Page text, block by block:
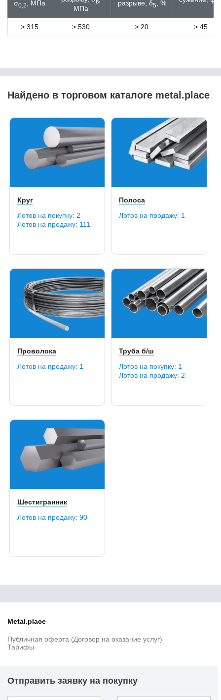
420
42CrMo4
42CrMo5-6
42CrMoS4
44SMn28
45SiCrV6-2
45Г2
45Х14Н14В2М
45ХГМА
45ХГСНМА
46Cr2
46MnVS3
46MnVS6
46SiCrMo6
48Si7
4Х5В2ФС
4Х5МФ1С
4Х5МФС
50CrMo4
50SiCrMo6
50Г
50Х14МФ
50ХФА
52CrMoV4
52SiCrNi5
54SiCr6
55Cr3
55пп
5Х3В3МФС
60CrMo3-1
60CrMo3-3
60SiCrV7
60пп "селект"
σ0,2, МПа в
МПа
разрыве, δ5, %
> 315 > 530 > 20 > 45
Найдено в торговом каталоге metal.place
Круг
Лотов на покупку: 2
Лотов на продажу: 111
Полоса
Лотов на продажу: 1
Проволока
Лотов на продажу: 1
Труба б/ш
Лотов на покупку: 1
Лотов на продажу: 2
Шестигранник
Лотов на продажу: 90
Metal.place
Публичная оферта (Договор на оказание услуг)
Тарифы
Отправить заявку на покупку